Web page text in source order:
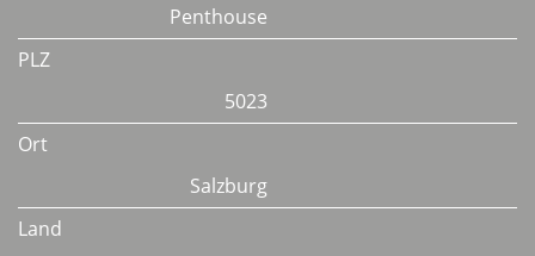
Penthouse
PLZ
5023
Ort
Salzburg
Land